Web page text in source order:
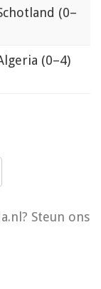
(0–
(0–4)
Steun ons